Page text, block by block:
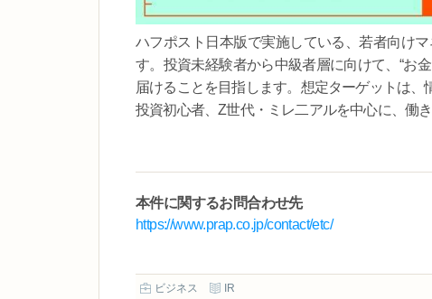
ハフポスト日本版で実施している、若者向け
す。投資未経験者から中級者層に向けて、“お
届けることを目指します。想定ターゲットは、
投資初心者、Z世代・ミレ二アルを中心に、働
本件に関するお問合わせ先
https://www.prap.co.jp/contact/etc/
ビジネス IR